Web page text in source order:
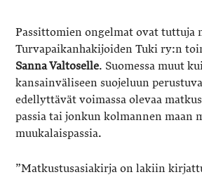
Passittomien ongelmat ovat tuttuja
Turvapaikanhakijoiden Tuki ry:n
Sanna Valtoselle. Suomessa muut
kansainväliseen suojeluun
edellyttävät voimassa olevaa
passia tai jonkun kolmannen maan
muukalaispassia.
”Matkustusasiakirja on lakiin